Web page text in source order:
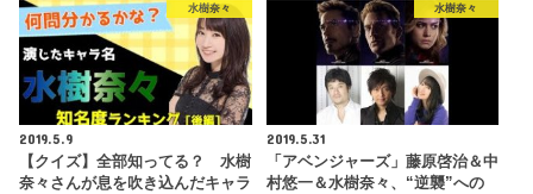
水樹奈々
2019.5.9
【クイズ】全部知ってる？ 水樹
奈々さんが息を吹き込んだキャラ
水樹奈々
2019.5.31
「アベンジャーズ」藤原啓治＆中
村悠一＆水樹奈々、“逆襲”への